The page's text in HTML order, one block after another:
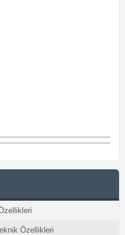
Özellikleri